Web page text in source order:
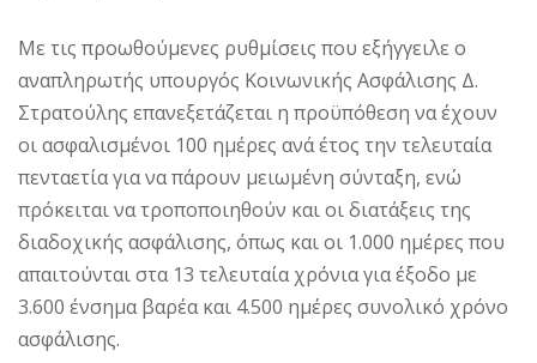
Με τις προωθούμενες ρυθμίσεις που εξήγγειλε ο
αναπληρωτής υπουργός Κοινωνικής Ασφάλισης Δ.
Στρατούλης επανεξετάζεται η προϋπόθεση να έχουν
οι ασφαλισμένοι 100 ημέρες ανά έτος την τελευταία
πενταετία για να πάρουν μειωμένη σύνταξη, ενώ
πρόκειται να τροποποιηθούν και οι διατάξεις της
διαδοχικής ασφάλισης, όπως και οι 1.000 ημέρες που
απαιτούνται στα 13 τελευταία χρόνια για έξοδο με
3.600 ένσημα βαρέα και 4.500 ημέρες συνολικό χρόνο
ασφάλισης.